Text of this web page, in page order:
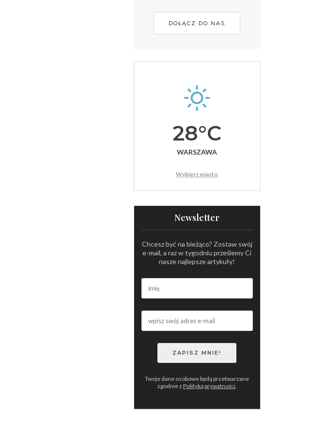
DOŁĄCZ DO NAS
28°C
WARSZAWA
Wybierz miasto
Newsletter
Chcesz być na bieżąco? Zostaw swój
e-mail, a raz w tygodniu prześlemy Ci
nasze najlepsze artykuły!
Twoje dane osobowe będą przetwarzane
zgodnie z Polityką prywatności.